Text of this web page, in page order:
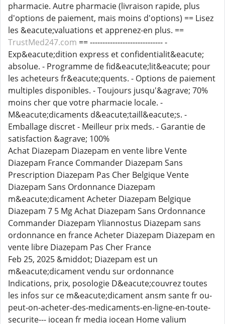
pharmacie. Autre pharmacie (livraison rapide, plus
d'options de paiement, mais moins d'options) == Lisez
les &eacute;valuations et apprenez-en plus. ==
TrustMed247.com == ----------------------------- -
Exp&eacute;dition express et confidentialit&eacute;
absolue. - Programme de fid&eacute;lit&eacute; pour
les acheteurs fr&eacute;quents. - Options de paiement
multiples disponibles. - Toujours jusqu'&agrave; 70%
moins cher que votre pharmacie locale. -
M&eacute;dicaments d&eacute;taill&eacute;s. -
Emballage discret - Meilleur prix meds. - Garantie de
satisfaction &agrave; 100%
Achat Diazepam Diazepam en vente libre Vente
Diazepam France Commander Diazepam Sans
Prescription Diazepam Pas Cher Belgique Vente
Diazepam Sans Ordonnance Diazepam
m&eacute;dicament Acheter Diazepam Belgique
Diazepam 7 5 Mg Achat Diazepam Sans Ordonnance
Commander Diazepam Yliannostus Diazepam sans
ordonnance en france Acheter Diazepam Diazepam en
vente libre Diazepam Pas Cher France
Feb 25, 2025 &middot; Diazepam est un
m&eacute;dicament vendu sur ordonnance
Indications, prix, posologie D&eacute;couvrez toutes
les infos sur ce m&eacute;dicament ansm sante fr ou-
peut-on-acheter-des-medicaments-en-ligne-en-toute-
securite--- iocean fr media iocean Home valium